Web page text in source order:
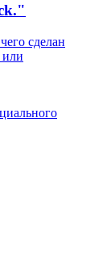
сделан
или